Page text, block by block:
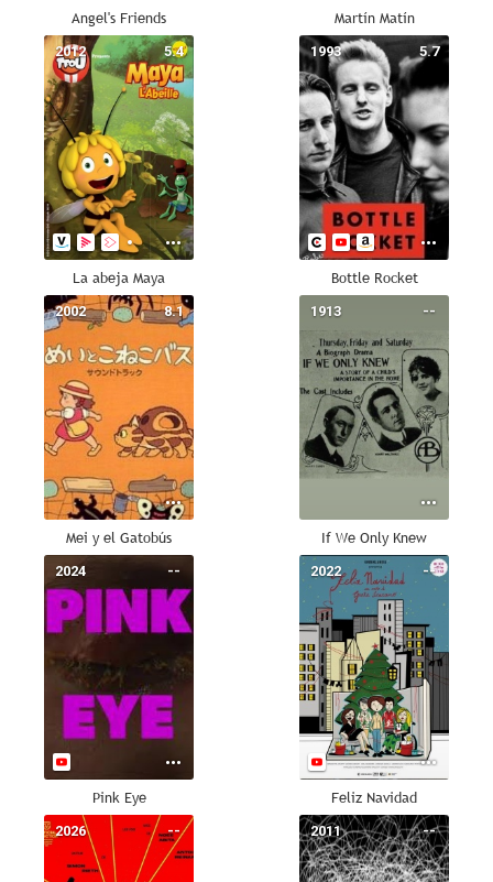
Angel's Friends Martín Matín
5.4
2012
La abeja Maya
5.7
1993
Bottle Rocket
8.1
2002
Mei y el Gatobús
--
1913
If We Only Knew
--
2024
Pink Eye
--
2022
Feliz Navidad
--
2026 --
2011